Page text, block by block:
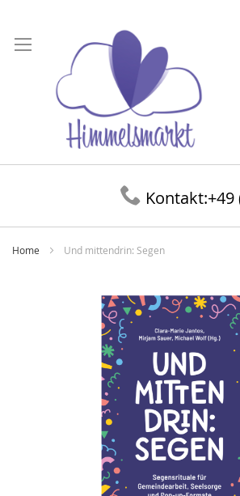
zum
Inhalt
Kontakt:+49
Home Und mittendrin: Segen